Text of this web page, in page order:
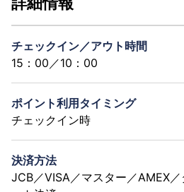
チェックイン／アウト時間
15：00／10：00
ポイント利用タイミング
チェックイン時
決済方法
JCB／VISA／マスター／AMEX